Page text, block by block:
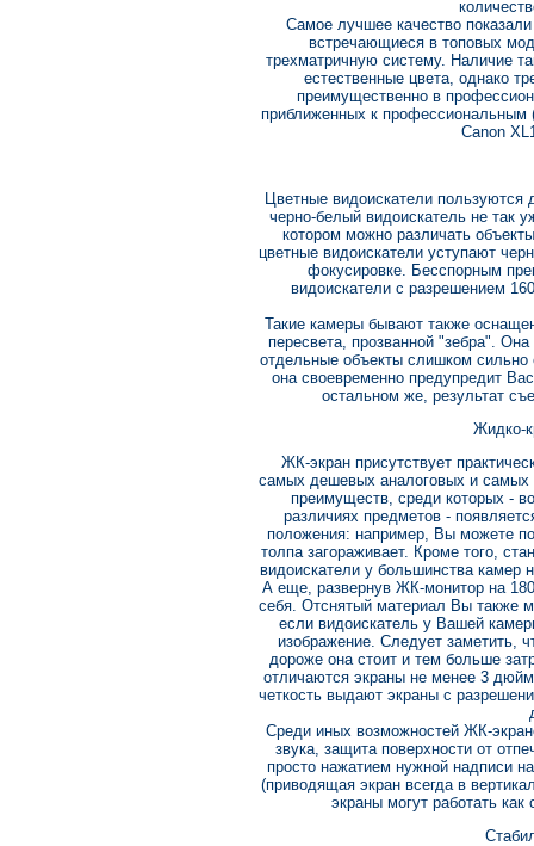
Самое лучшее качество
встречающиеся в топовых
трехматричную систему. Наличие
естественные цвета, однако
преимущественно в
приближенных к профессиональным
Canon
Цветные видоискатели пользуются
черно-белый видоискатель не так
котором можно различать
цветные видоискатели уступают
фокусировке. Бесспорным
видоискатели с разрешением
Такие камеры бывают также
пересвета, прозванной "зебра".
отдельные объекты слишком
она своевременно предупредит
остальном же, результат
Жидко-
ЖК-экран присутствует
самых дешевых аналоговых и самых
преимуществ, среди которых -
различиях предметов -
положения: например, Вы можете
толпа загораживает. Кроме того,
видоискатели у большинства камер
А еще, развернув ЖК-монитор на
себя. Отснятый материал Вы также
если видоискатель у Вашей
изображение. Следует
дороже она стоит и тем больше
отличаются экраны не менее 3
четкость выдают экраны с
Среди иных возможностей ЖК-
звука, защита поверхности от
просто нажатием нужной надписи
(приводящая экран всегда в
экраны могут работать как